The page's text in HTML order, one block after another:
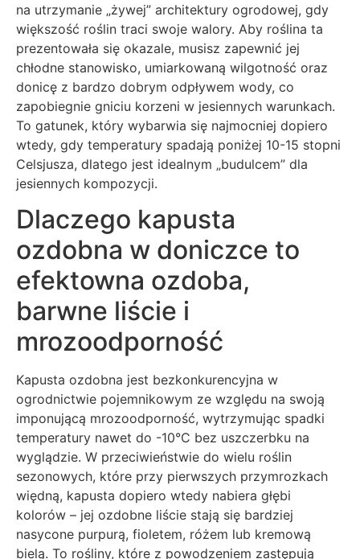
na utrzymanie „żywej” architektury ogrodowej, gdy
większość roślin traci swoje walory. Aby roślina ta
prezentowała się okazale, musisz zapewnić jej
chłodne stanowisko, umiarkowaną wilgotność oraz
donicę z bardzo dobrym odpływem wody, co
zapobiegnie gniciu korzeni w jesiennych warunkach.
To gatunek, który wybarwia się najmocniej dopiero
wtedy, gdy temperatury spadają poniżej 10-15 stopni
Celsjusza, dlatego jest idealnym „budulcem” dla
jesiennych kompozycji.
Dlaczego kapusta
ozdobna w doniczce to
efektowna ozdoba,
barwne liście i
mrozoodporność
Kapusta ozdobna jest bezkonkurencyjna w
ogrodnictwie pojemnikowym ze względu na swoją
imponującą mrozoodporność, wytrzymując spadki
temperatury nawet do -10°C bez uszczerbku na
wyglądzie. W przeciwieństwie do wielu roślin
sezonowych, które przy pierwszych przymrozkach
więdną, kapusta dopiero wtedy nabiera głębi
kolorów – jej ozdobne liście stają się bardziej
nasycone purpurą, fioletem, różem lub kremową
bielą. To rośliny, które z powodzeniem zastępują